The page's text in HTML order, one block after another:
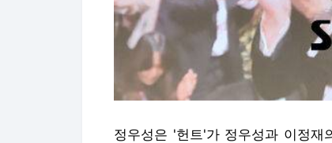
정우성은 '헌트'가 정우성과 이정